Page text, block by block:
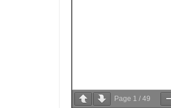
Page 1 / 49